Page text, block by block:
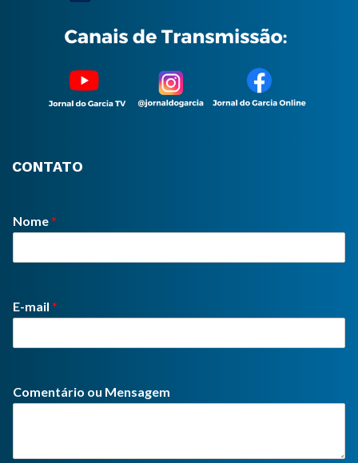
CONTATO
Nome*
E-mail *
Comentário ou Mensagem